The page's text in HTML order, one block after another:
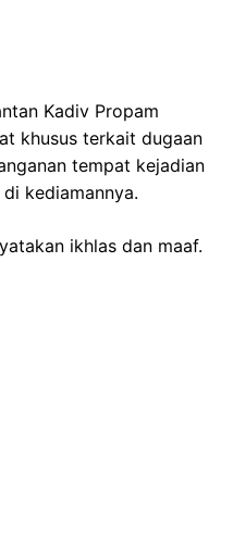
Kadiv Propam
khusus terkait dugaan
tempat kejadian
kediamannya.
ikhlas dan maaf.